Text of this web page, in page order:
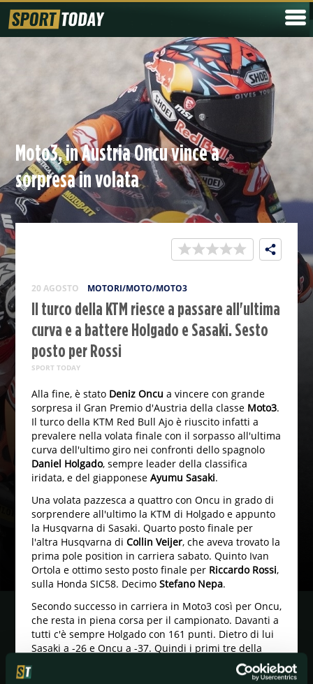
Moto3, in Austria Oncu vince a
sorpresa in volata
20 AGOSTO MOTORI/MOTO/MOTO3
Il turco della KTM riesce a passare all'ultima
curva e a battere Holgado e Sasaki. Sesto
posto per Rossi
SPORT TODAY
Alla fine, è stato Deniz Oncu a vincere con grande
sorpresa il Gran Premio d'Austria della classe Moto3.
Il turco della KTM Red Bull Ajo è riuscito infatti a
prevalere nella volata finale con il sorpasso all'ultima
curva dell'ultimo giro nei confronti dello spagnolo
Daniel Holgado, sempre leader della classifica
iridata, e del giapponese Ayumu Sasaki.
Una volata pazzesca a quattro con Oncu in grado di
sorprendere all'ultimo la KTM di Holgado e appunto
la Husqvarna di Sasaki. Quarto posto finale per
l'altra Husqvarna di Collin Veijer, che aveva trovato la
prima pole position in carriera sabato. Quinto Ivan
Ortola e ottimo sesto posto finale per Riccardo Rossi,
sulla Honda SIC58. Decimo Stefano Nepa.
Secondo successo in carriera in Moto3 così per Oncu,
che resta in piena corsa per il campionato. Davanti a
tutti c'è sempre Holgado con 161 punti. Dietro di lui
Sasaki a -26 e Oncu a -37. Quindi i primi tre della
classifica iridata sono anche i tre che hanno
occupato tutti i gradini del podio del
Red Bull Ring.